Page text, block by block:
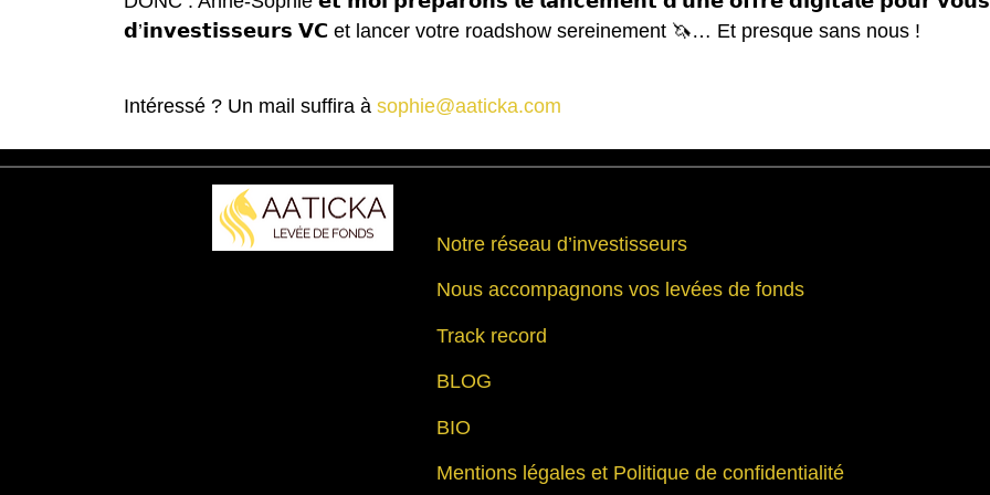
𝗱’𝗶𝗻𝘃𝗲𝘀𝘁𝗶𝘀𝘀𝗲𝘂𝗿𝘀 𝗩𝗖 et lancer votre roadshow sereinement 🦄… Et presque sans nous !
Intéressé ? Un mail suffira à sophie@aaticka.com
Notre réseau d’investisseurs
Nous accompagnons vos levées de fonds
Track record
BLOG
BIO
Mentions légales et Politique de confidentialité